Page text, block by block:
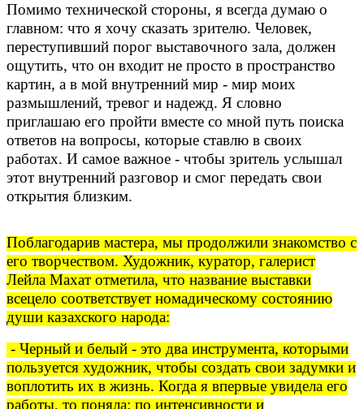
Помимо технической стороны, я всегда думаю о
главном: что я хочу сказать зрителю. Человек,
переступивший порог выставочного зала, должен
ощутить, что он входит не просто в пространство
картин, а в мой внутренний мир - мир моих
размышлений, тревог и надежд. Я словно
приглашаю его пройти вместе со мной путь поиска
ответов на вопросы, которые ставлю в своих
работах. И самое важное - чтобы зритель услышал
этот внутренний разговор и смог передать свои
открытия близким.
Поблагодарив мастера, мы продолжили знакомство с
его творчеством. Художник, куратор, галерист
Лейла Махат отметила, что название выставки
всецело соответствует номадическому состоянию
души казахского народа:
- Черный и белый - это два инструмента, которыми
пользуется художник, чтобы создать свои задумки и
воплотить их в жизнь. Когда я впервые увидела его
работы, то поняла: по интенсивности и